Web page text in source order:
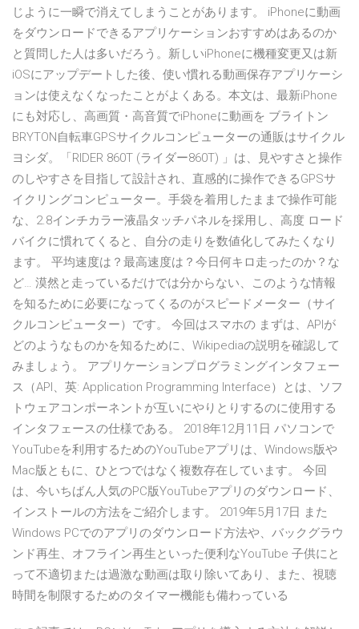
じように一瞬で消えてしまうことがあります。 iPhoneに動画
をダウンロードできるアプリケーションおすすめはあるのか
と質問した人は多いだろう。新しいiPhoneに機種変更又は新
iOSにアップデートした後、使い慣れる動画保存アプリケーシ
ョンは使えなくなったことがよくある。本文は、最新iPhone
にも対応し、高画質・高音質でiPhoneに動画を ブライトン
BRYTON自転車GPSサイクルコンピューターの通販はサイクル
ヨシダ。「RIDER 860T (ライダー860T) 」は、見やすさと操作
のしやすさを目指して設計され、直感的に操作できるGPSサ
イクリングコンピューター。手袋を着用したままで操作可能
な、2.8インチカラー液晶タッチパネルを採用し、高度 ロード
バイクに慣れてくると、自分の走りを数値化してみたくなり
ます。 平均速度は？最高速度は？今日何キロ走ったのか？な
ど… 漠然と走っているだけでは分からない、このような情報
を知るために必要になってくるのがスピードメーター（サイ
クルコンピューター）です。 今回はスマホの まずは、APIが
どのようなものかを知るために、Wikipediaの説明を確認して
みましょう。 アプリケーションプログラミングインタフェー
ス（API、英: Application Programming Interface）とは、ソフ
トウェアコンポーネントが互いにやりとりするのに使用する
インタフェースの仕様である。 2018年12月11日 パソコンで
YouTubeを利用するためのYouTubeアプリは、Windows版や
Mac版ともに、ひとつではなく複数存在しています。 今回
は、今いちばん人気のPC版YouTubeアプリのダウンロード、
インストールの方法をご紹介します。 2019年5月17日 また
Windows PCでのアプリのダウンロード方法や、バックグラウ
ンド再生、オフライン再生といった便利なYouTube 子供にと
って不適切または過激な動画は取り除いてあり、また、視聴
時間を制限するためのタイマー機能も備わっている